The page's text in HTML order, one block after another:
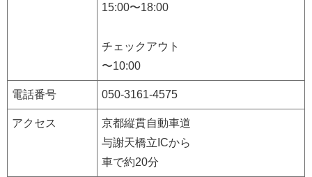
15:00〜18:00
チェックアウト
〜10:00
電話番号 050-3161-4575
アクセス
京都縦貫自動車道
与謝天橋立ICから
車で約20分